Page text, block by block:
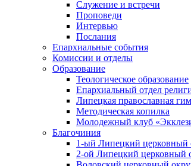
Служение и встречи
Проповеди
Интервью
Послания
Епархиальные события
Комиссии и отделы
Образование
Теологическое образование
Епархиальный отдел
Липецкая православная
Методическая копилка
Молодежный клуб
Благочиния
1-ый Липецкий церковный
2-ой Липецкий церковный